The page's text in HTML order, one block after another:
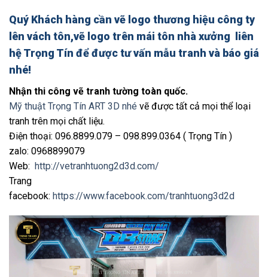
Quý Khách hàng cần vẽ logo thương hiệu công ty
lên vách tôn,vẽ logo trên mái tôn nhà xưởng liên
hệ Trọng Tín để được tư vấn mẫu tranh và báo giá
nhé!
Nhận thi công vẽ tranh tường toàn quốc.
Mỹ thuật Trọng Tín ART 3D nhé vẽ được tất cả mọi thể loại
tranh trên mọi chất liệu.
Điện thoại: 096.8899.079 – 098.899.0364 ( Trọng Tín )
zalo: 0968899079
Web: http://vetranhtuong2d3d.com/
Trang
facebook: https://www.facebook.com/tranhtuong3d2d